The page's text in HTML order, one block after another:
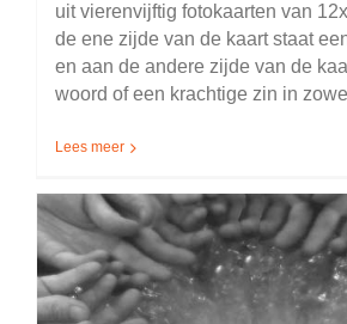
uit vierenvijftig fotokaarten van
de ene zijde van de kaart staat
en aan de andere zijde van de
woord of een krachtige zin in zowel
Lees meer